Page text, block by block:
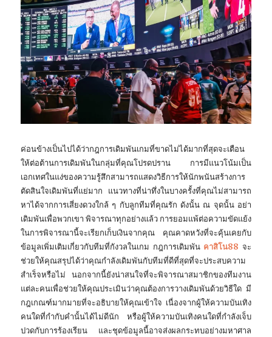
ค่อนข้างเป็นไปได้ว่ากฎการเดิมพันเกมที่ขาดไม่ได้มากที่สุดจะเตือน
ให้ต่อต้านการเดิมพันในกลุ่มที่คุณโปรดปราน การมีแนวโน้มเป็น
เอกเทศในแง่ของความรู้สึกสามารถแสดงวิธีการให้นักพนันสร้างการ
ตัดสินใจเดิมพันที่แย่มาก แนวทางที่น่าทึ่งในบางครั้งที่คุณไม่สามารถ
หาได้จากการเสี่ยงดวงใกล้ ๆ กับลูกทีมที่คุณรัก ดังนั้น ณ จุดนั้น อย่า
เดิมพันเพื่อพวกเขา พิจารณาทุกอย่างแล้ว การยอมแพ้ต่อความขัดแย้ง
ในการพิจารณานี้จะเรียกเก็บเงินจากคุณ คุณคาดหวังที่จะคุ้นเคยกับ
ข้อมูลเพิ่มเติมเกี่ยวกับทีมที่กังวลในเกม กฎการเดิมพัน คาสิโน88 จะ
ช่วยให้คุณสรุปได้ว่าคุณกำลังเดิมพันกับทีมที่ดีที่สุดที่จะประสบความ
สำเร็จหรือไม่ นอกจากนี้ยังน่าสนใจที่จะพิจารณาสมาชิกของทีมงาน
แต่ละคนเพื่อช่วยให้คุณประเมินว่าคุณต้องการวางเดิมพันด้วยวิธีใด มี
กฎเกณฑ์มากมายที่จะอธิบายให้คุณเข้าใจ เนื่องจากผู้ให้ความบันเทิง
คนใดที่กำกับคำนั้นได้ไม่ดีนัก หรือผู้ให้ความบันเทิงคนใดที่กำลังเจ็บ
ปวดกับการร้องเรียน และชุดข้อมูลนี้อาจส่งผลกระทบอย่างมหาศาล